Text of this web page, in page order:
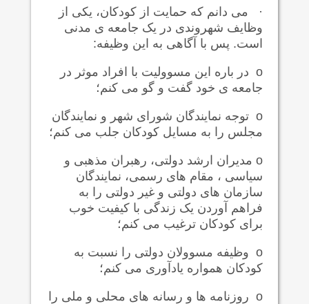
· می دانم که حمایت از کودکان، یکی از
وظایف شهروندی در یک جامعه ی مدنی
است. پس با آگاهی به این وظیفه:
o در باره این مسوولیت با افراد موثر در
جامعه ی خود گفت و گو می کنم؛
o توجه نمایندگان شورای شهر و نمایندگان
مجلس را به مسایل کودکان جلب می کنم؛
o مدیران ارشد دولتی، رهبران مذهبی و
سیاسی ، مقام های رسمی، نمایندگان
سازمان های دولتی و غیر دولتی را به
فراهم آوردن یک زندگی با کیفیت خوب
برای کودکان ترغیب می کنم؛
o وظیفه مسوولان دولتی را نسبت به
کودکان همواره یادآوری می کنم؛
o روزنامه ها و رسانه های محلی و ملی را